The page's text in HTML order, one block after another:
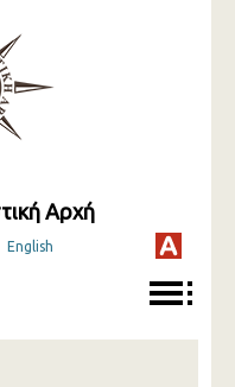
Αρχή
English